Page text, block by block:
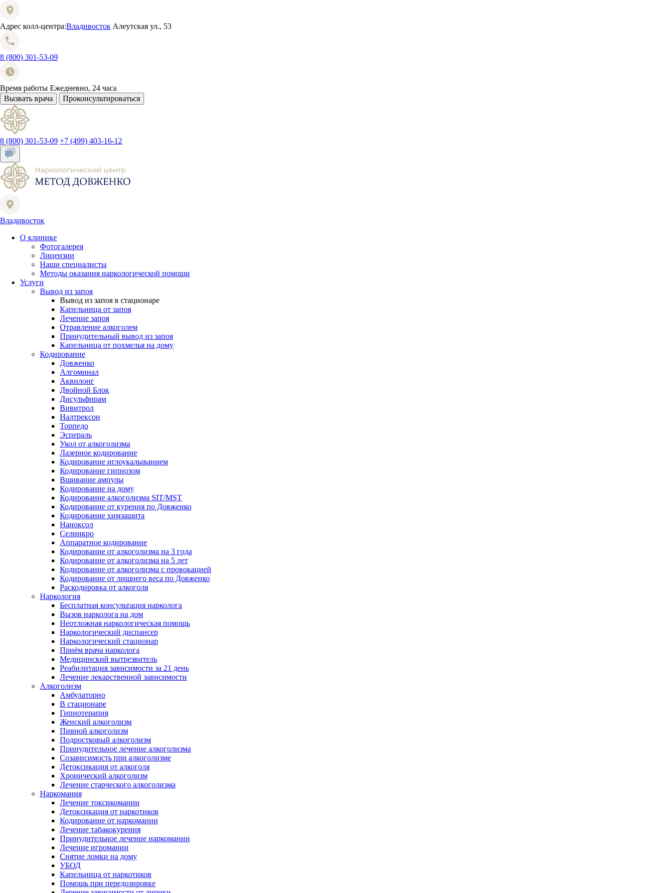
Адрес колл-центра:Владивосток Алеутская ул., 53
8 (800) 301-53-09
Время работы Ежедневно, 24 часа
Вызвать врача
Проконсультироваться
8 (800) 301-53-09 +7 (499) 403-16-12
Владивосток
О клинике
Фотогалерея
Лицензии
Наши специалисты
Методы оказания наркологической помощи
Услуги
Вывод из запоя
Вывод из запоя в стационаре
Капельница от запоя
Лечение запоя
Отравление алкоголем
Принудительный вывод из запоя
Капельница от похмелья на дому
Кодирование
Довженко
Алгоминал
Аквилонг
Двойной Блок
Дисульфирам
Вивитрол
Налтрексон
Торпедо
Эспераль
Укол от алкоголизма
Лазерное кодирование
Кодирование иглоукалыванием
Кодирование гипнозом
Вшивание ампулы
Кодирование на дому
Кодирование алкоголизма SIT/MST
Кодирование от курения по Довженко
Кодирование химзащита
Наноксол
Селинкро
Аппаратное кодирование
Кодирование от алкоголизма на 3 года
Кодирование от алкоголизма на 5 лет
Кодирование от алкоголизма с провокацией
Кодирование от лишнего веса по Довженко
Раскодировка от алкоголя
Наркология
Бесплатная консультация нарколога
Вызов нарколога на дом
Неотложная наркологическая помощь
Наркологический диспансер
Наркологический стационар
Приём врача нарколога
Медицинский вытрезвитель
Реабилитация зависимости за 21 день
Лечение лекарственной зависимости
Алкоголизм
Амбулаторно
В стационаре
Гипнотерапия
Женский алкоголизм
Пивной алкоголизм
Подростковый алкоголизм
Принудительное лечение алкоголизма
Созависимость при алкоголизме
Детоксикация от алкоголя
Хронический алкоголизм
Лечение старческого алкоголизма
Наркомания
Лечение токсикомании
Детоксикация от наркотиков
Кодирование от наркомании
Лечение табакокурения
Принудительное лечение наркомании
Лечение игромании
Снятие ломки на дому
УБОД
Капельница от наркотиков
Помощь при передозировке